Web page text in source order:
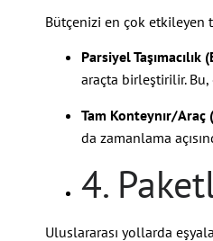
Bütçenizi en çok etkileyen
Parsiyel
araçta birleştirilir.
Tam Konteynır/Araç
da zamanlama
4.
Uluslararası yollarda